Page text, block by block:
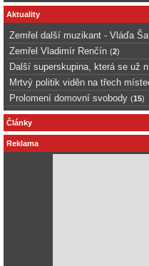
Aktuality
Zemřel další muzikant - Vláďa
Zemřel Vladimír Renčín (2)
Další superskupina, která se už
Mrtvý politik viděn na třech
Prolomení domovní svobody (15)
Články
Reklama